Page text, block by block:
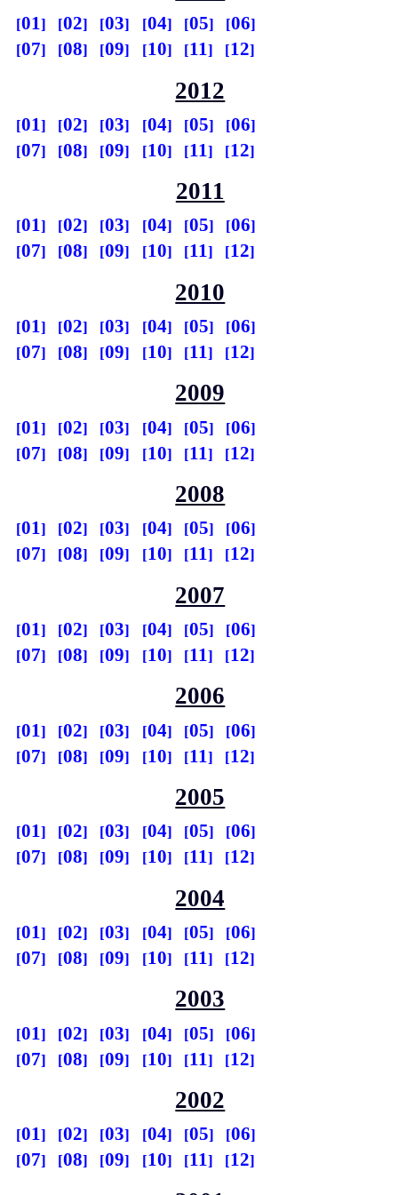
01 02 03 04 05
06
07
08 09 10 11 12
2012
01 02 03 04 05
06
07
08 09 10 11 12
2011
01 02 03 04 05
06
07
08 09 10 11 12
2010
01 02 03 04 05
06
07
08 09 10 11 12
2009
01 02 03 04 05
06
07
08 09 10 11 12
2008
01 02 03 04 05
06
07
08 09 10 11 12
2007
01 02 03 04 05
06
07
08 09 10 11 12
2006
01 02 03 04 05
06
07
08 09 10 11 12
2005
01 02 03 04 05
06
07
08 09 10 11 12
2004
01 02 03 04 05
06
07
08 09 10 11 12
2003
01 02 03 04 05
06
07
08 09 10 11 12
2002
01 02 03 04 05
06
07
08 09 10 11 12